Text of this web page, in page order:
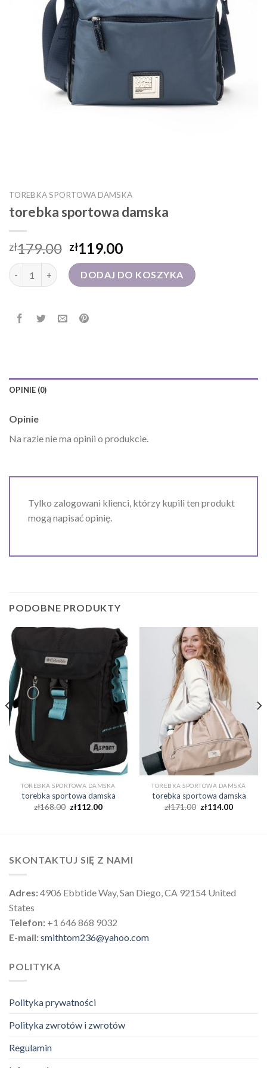
TOREBKA SPORTOWA DAMSKA
torebka sportowa damska
zł179.00 zł119.00
ilość torebka sportowa damskaDODAJ DO KOSZYKA
OPINIE (0)
Opinie
Na razie nie ma opinii o produkcie.
Tylko zalogowani klienci, którzy kupili ten produkt
mogą napisać opinię.
PODOBNE PRODUKTY
TOREBKA SPORTOWA DAMSKA
torebka sportowa damska
zł168.00 zł112.00
TOREBKA SPORTOWA DAMSKA
torebka sportowa damska
zł171.00 zł114.00
SKONTAKTUJ SIĘ Z NAMI
Adres:4906 Ebbtide Way, San Diego, CA 92154 United
States
Telefon: +1 646 868 9032
E-mail:smithtom236@yahoo.com
POLITYKA
Polityka prywatności
Polityka zwrotów i zwrotów
Regulamin